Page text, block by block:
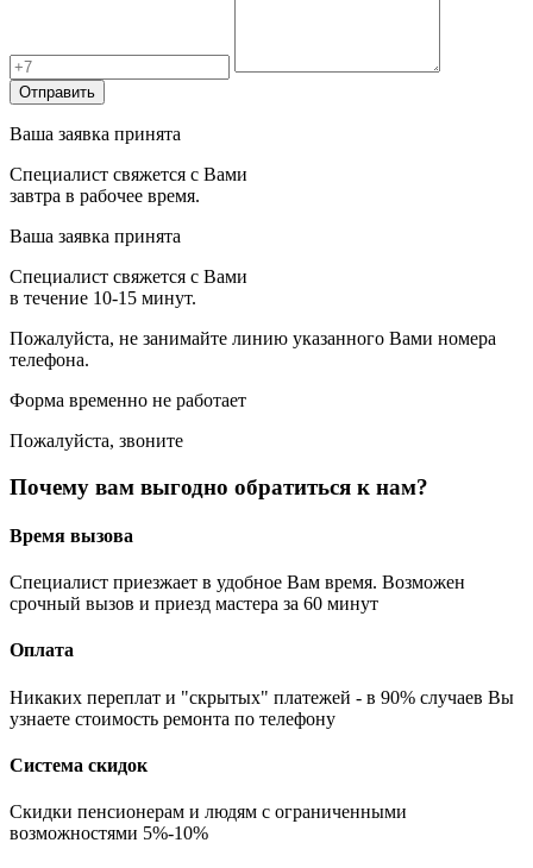
Отправить
Ваша заявка принята
Специалист свяжется с Вами
завтра в рабочее время.
Ваша заявка принята
Специалист свяжется с Вами
в течение 10-15 минут.
Пожалуйста, не занимайте линию указанного Вами номера
телефона.
Форма временно не работает
Пожалуйста, звоните
Почему вам выгодно обратиться к нам?
Время вызова
Специалист приезжает в удобное Вам время. Возможен
срочный вызов и приезд мастера за 60 минут
Оплата
Никаких переплат и "скрытых" платежей - в 90% случаев Вы
узнаете стоимость ремонта по телефону
Система скидок
Скидки пенсионерам и людям с ограниченными
возможностями 5%-10%